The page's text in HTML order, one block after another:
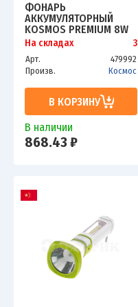
ФОНАРЬ
АККУМУЛЯТОРНЫЙ
KOSMOS PREMIUM 8W
LED РЕГУЛИРОВКА
ЯРКОСТИ ЗУ 220/12В
КОСМОС
KOSAC6012HWLED
На складах 3
Арт.
479992
Произв.
Космос
В КОРЗИНУ
В наличии
868.43 ₽